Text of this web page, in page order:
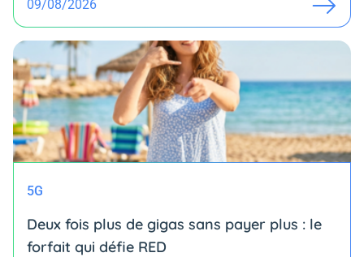
09/08/2026
5G
Deux fois plus de gigas sans payer plus : le
forfait qui défie RED